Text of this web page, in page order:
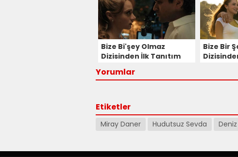
Bize Bi'şey Olmaz
Dizisinden İlk Tanıtım
Bize Bir
Yorumlar
Etiketler
Miray Daner Hudutsuz Sevda